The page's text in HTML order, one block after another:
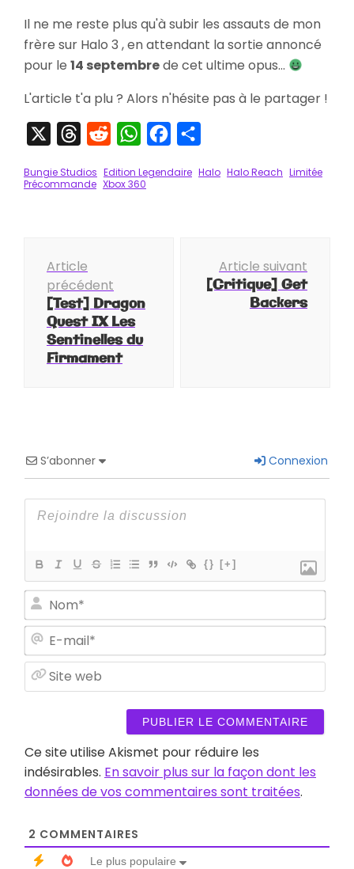
Il ne me reste plus qu'à subir les assauts de mon
frère sur Halo 3 , en attendant la sortie annoncé
pour le 14 septembrede cet ultime opus...
L'article t'a plu ? Alors n'hésite pas à le partager !
ThreadsRedditWhatsAppFacebook
Bungie Studios Edition Legendaire Halo Halo Reach Limitée
Précommande Xbox 360
d'article
Article
précédent
[Test] Dragon
Quest IX Les
Sentinelles du
Firmament
Article suivant
[Critique] Get
Backers
S’abonner Connexion
{} [+]
web
Ce site utilise Akismet pour réduire les
indésirables. En savoir plus sur la façon dont les
données de vos commentaires sont traitées.
2 COMMENTAIRES
Le plus populaire